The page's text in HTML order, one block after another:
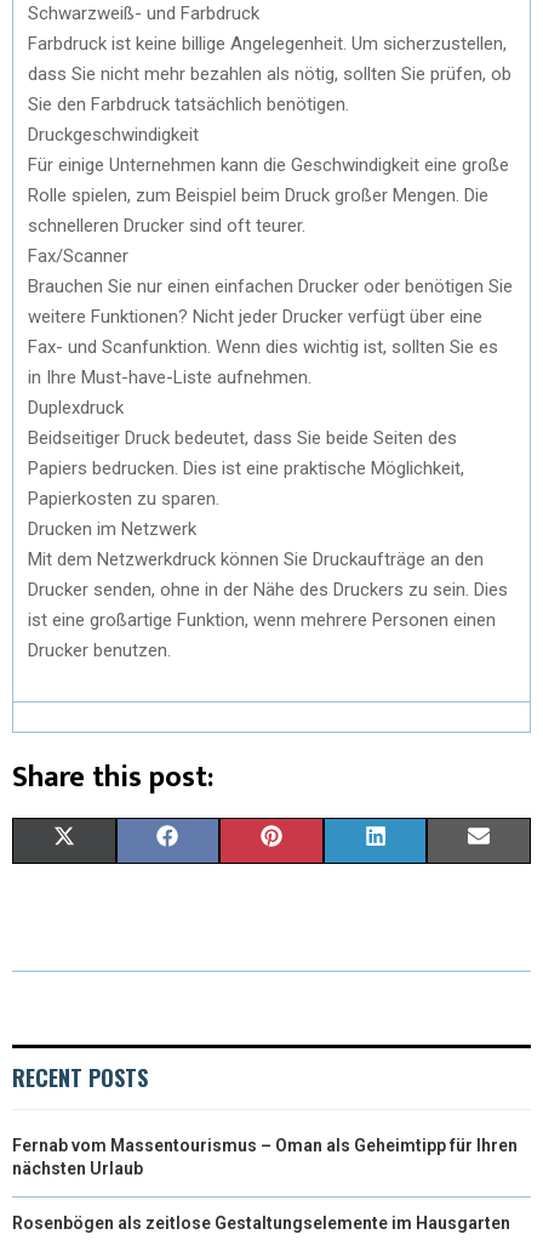
Schwarzweiß- und Farbdruck
Farbdruck ist keine billige Angelegenheit. Um sicherzustellen,
dass Sie nicht mehr bezahlen als nötig, sollten Sie prüfen, ob
Sie den Farbdruck tatsächlich benötigen.
Druckgeschwindigkeit
Für einige Unternehmen kann die Geschwindigkeit eine große
Rolle spielen, zum Beispiel beim Druck großer Mengen. Die
schnelleren Drucker sind oft teurer.
Fax/Scanner
Brauchen Sie nur einen einfachen Drucker oder benötigen Sie
weitere Funktionen? Nicht jeder Drucker verfügt über eine
Fax- und Scanfunktion. Wenn dies wichtig ist, sollten Sie es
in Ihre Must-have-Liste aufnehmen.
Duplexdruck
Beidseitiger Druck bedeutet, dass Sie beide Seiten des
Papiers bedrucken. Dies ist eine praktische Möglichkeit,
Papierkosten zu sparen.
Drucken im Netzwerk
Mit dem Netzwerkdruck können Sie Druckaufträge an den
Drucker senden, ohne in der Nähe des Druckers zu sein. Dies
ist eine großartige Funktion, wenn mehrere Personen einen
Drucker benutzen.
Share this post:
W
E
)
E
K
T
S
K
N
I
RECENT POSTS
Fernab vom Massentourismus – Oman als Geheimtipp für Ihren
nächsten Urlaub
Rosenbögen als zeitlose Gestaltungselemente im Hausgarten